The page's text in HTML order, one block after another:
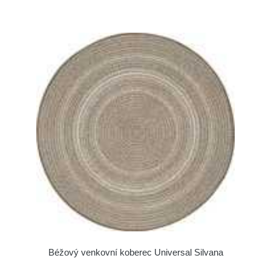
Béžový venkovní koberec Universal Silvana